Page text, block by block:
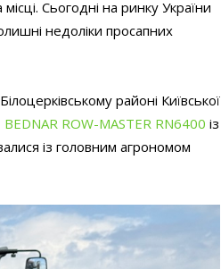
Сьогодні на ринку України
недоліки просапних
районі Київської
BEDNAR ROW-MASTER RN6400 із
із головним агрономом